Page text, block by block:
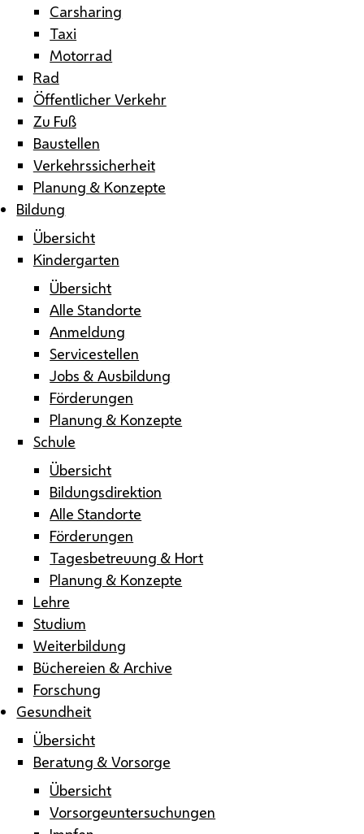
Carsharing
Taxi
Motorrad
Rad
Öffentlicher Verkehr
Zu Fuß
Baustellen
Verkehrssicherheit
Planung & Konzepte
Bildung
Übersicht
Kindergarten
Übersicht
Alle Standorte
Anmeldung
Servicestellen
Jobs & Ausbildung
Förderungen
Planung & Konzepte
Schule
Übersicht
Bildungsdirektion
Alle Standorte
Förderungen
Tagesbetreuung & Hort
Planung & Konzepte
Lehre
Studium
Weiterbildung
Büchereien & Archive
Forschung
Gesundheit
Übersicht
Beratung & Vorsorge
Übersicht
Vorsorgeuntersuchungen